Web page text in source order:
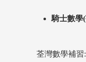
騎士數學
荃灣數學補習